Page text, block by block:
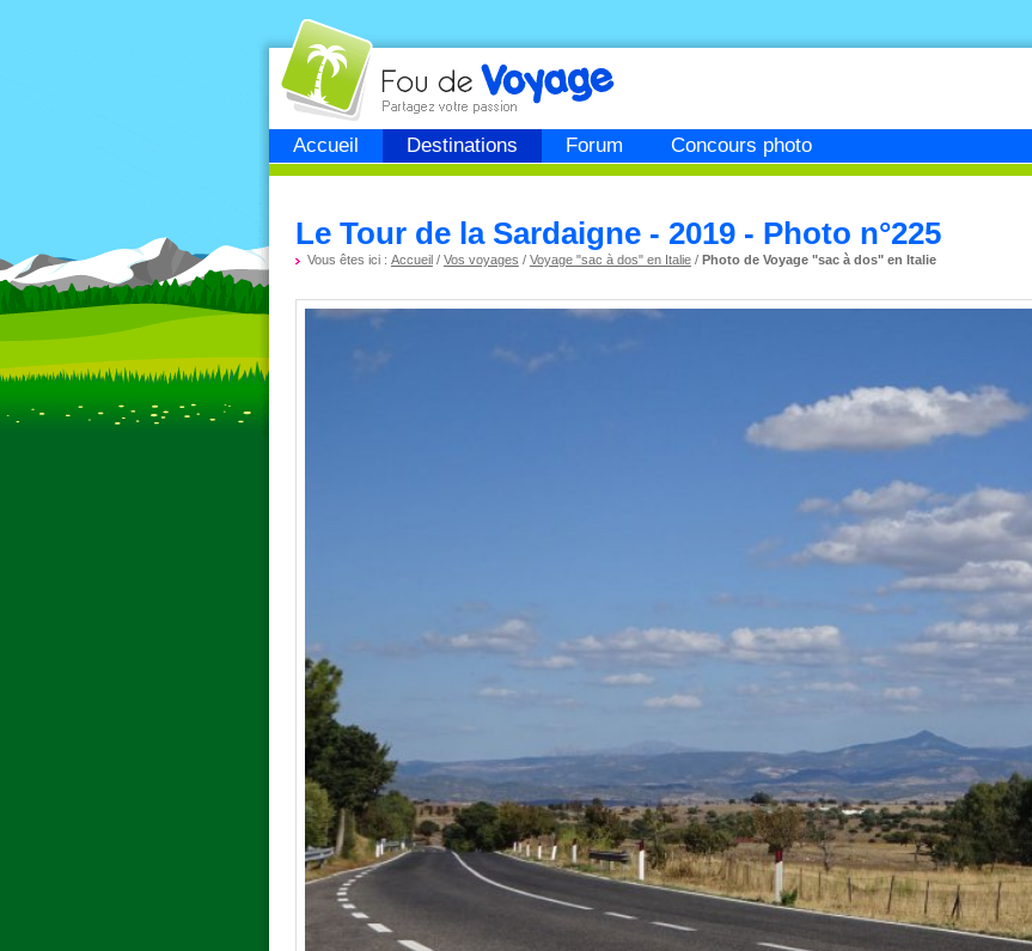
Accueil Destinations Forum Concours photo
Fou devoyage
Le Tour de la Sardaigne - 2019 - Photo n°225
Vous êtes ici : Accueil/ Vos voyages / Voyage "sac à dos" en Italie/ Photo de Voyage "sac à dos" en Italie